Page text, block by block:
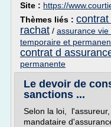
Site : https://
Thèmes liés :
rachat / assurance
temporaire et
contrat d
permanente
Le devoir de
sanctions ...
Selon la loi,
mandataire